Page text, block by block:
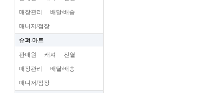
매장관리 배달/배송
매니저/점장
슈펴.마트
판매원 캐셔 진열
매장관리 배달/배송
매니저/점장